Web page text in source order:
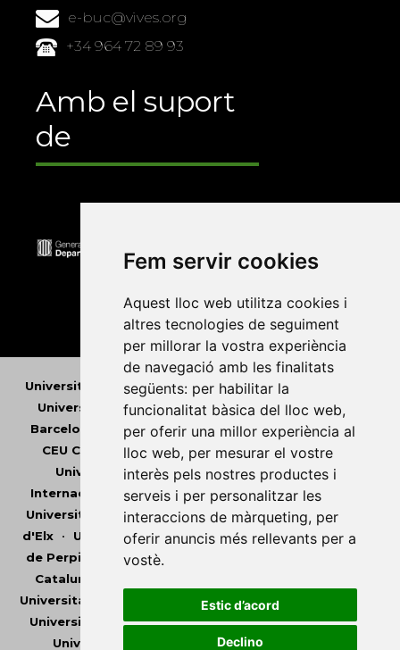
Fem servir cookies
Aquest lloc web utilitza cookies i
altres tecnologies de seguiment
per millorar la vostra experiència
de navegació amb les finalitats
següents: per habilitar la
funcionalitat bàsica del lloc web,
per oferir una millor experiència al
lloc web, per mesurar el vostre
interès pels nostres productes i
serveis i per personalitzar les
interaccions de màrqueting, per
oferir anuncis més rellevants per a
vostè.
Estic d’acord
Declino
e-buc@vives.org
+34 964 72 89 93
Amb el suport
de
Universitat Abat Oliba CEU•Universitat d'Alacant
Universitat d'Andorra•Universitat Autònoma de
Barcelona
Universitat de Barcelona•Universitat
CEU Cardenal Herrera
•Universitat de Girona
Universitat de les Illes Balears•Universitat
Internacional de Catalunya •Universitat Jaume I
Universitat de Lleida•Universitat Miguel Hernández
d'Elx• Universitat Oberta de Catalunya•Universitat
de Perpinyà Via Domitia
Catalunya
Universitat Pompeu Fabra
•Universitat Ramon Llull
Universitat Rovira i Virgili•Universitat de Sàsser•
Universitat de València
•Universitat de Vic -